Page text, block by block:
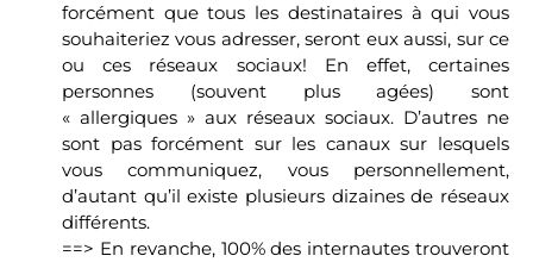
forcément que tous les destinataires à qui vous
souhaiteriez vous adresser, seront eux aussi, sur ce
ou ces réseaux sociaux! En effet, certaines
personnes (souvent plus agées) sont
« allergiques » aux réseaux sociaux. D’autres ne
sont pas forcément sur les canaux sur lesquels
vous communiquez, vous personnellement,
d’autant qu’il existe plusieurs dizaines de réseaux
différents.
==> En revanche, 100% des internautes trouveront